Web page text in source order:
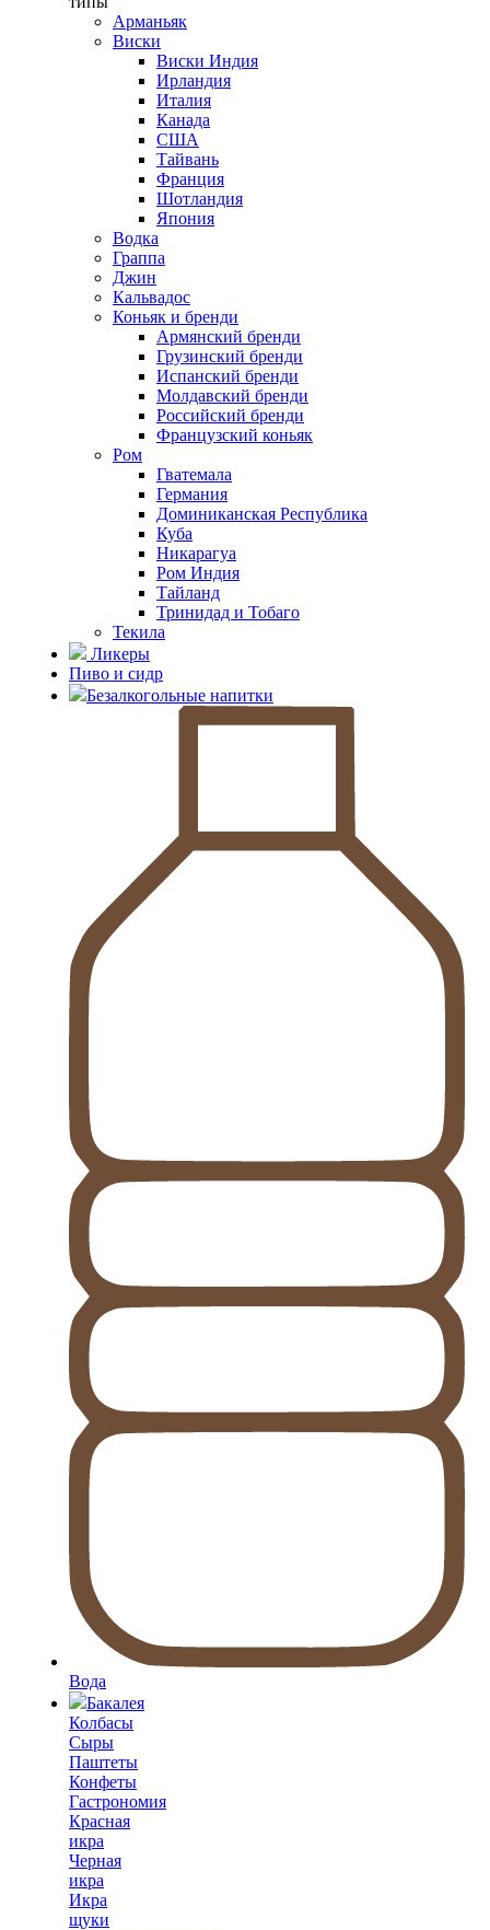
Арманьяк
Виски
Виски Индия
Ирландия
Италия
Канада
США
Тайвань
Франция
Шотландия
Япония
Водка
Граппа
Джин
Кальвадос
Коньяк и бренди
Армянский бренди
Грузинский бренди
Испанский бренди
Молдавский бренди
Российский бренди
Французский коньяк
Ром
Гватемала
Германия
Доминиканская Республика
Куба
Никарагуа
Ром Индия
Тайланд
Тринидад и Тобаго
Текила
Ликеры
Пиво и сидр
Безалкогольные напитки
Вода
Бакалея
Колбасы
Сыры
Паштеты
Конфеты
Гастрономия
Красная
икра
Черная
икра
Икра
щуки